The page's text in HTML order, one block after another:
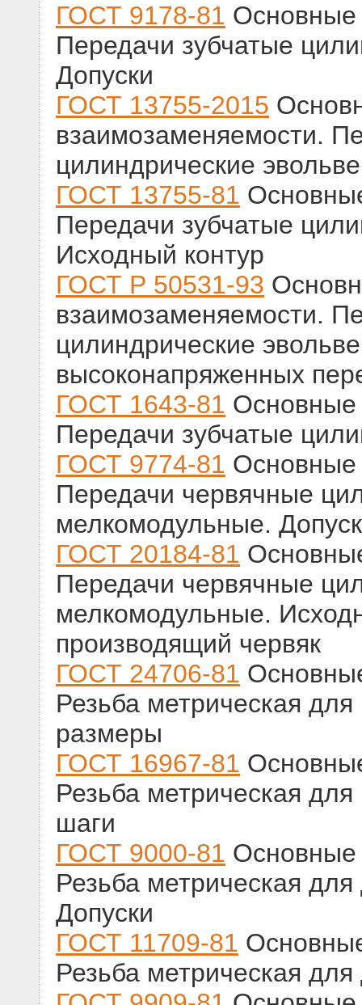
ГОСТ 9178-81 Основные
Передачи зубчатые
Допуски
ГОСТ 13755-2015
взаимозаменяемости.
цилиндрические
ГОСТ 13755-81
Передачи зубчатые
Исходный контур
ГОСТ Р 50531-93
взаимозаменяемости.
цилиндрические
высоконапряженных
ГОСТ 1643-81 Основные
Передачи зубчатые
ГОСТ 9774-81 Основные
Передачи червячные
мелкомодульные.
ГОСТ 20184-81
Передачи червячные
мелкомодульные.
производящий червяк
ГОСТ 24706-81
Резьба метрическая
размеры
ГОСТ 16967-81
Резьба метрическая
шаги
ГОСТ 9000-81 Основные
Резьба метрическая
Допуски
ГОСТ 11709-81
Резьба метрическая